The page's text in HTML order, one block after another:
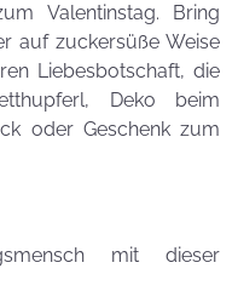
Valentinstag. Bring
auf zuckersüße Weise
Liebesbotschaft, die
Deko beim
oder Geschenk zum
mit dieser